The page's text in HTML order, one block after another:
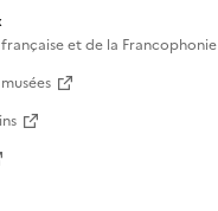
et de la Francophonie